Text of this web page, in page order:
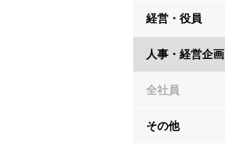
経営・役員
人事・経営企画
全社員
その他